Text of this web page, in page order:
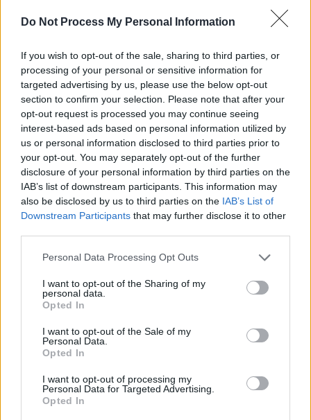
Do Not Process My Personal Information
If you wish to opt-out of the sale, sharing to third parties, or
processing of your personal or sensitive information for
targeted advertising by us, please use the below opt-out
section to confirm your selection. Please note that after your
opt-out request is processed you may continue seeing
interest-based ads based on personal information utilized by
us or personal information disclosed to third parties prior to
your opt-out. You may separately opt-out of the further
disclosure of your personal information by third parties on the
IAB’s list of downstream participants. This information may
also be disclosed by us to third parties on the IAB’s List of
Downstream Participants that may further disclose it to other
Personal Data Processing Opt Outs
I want to opt-out of the Sharing of my
personal data.
Opted In
I want to opt-out of the Sale of my
Personal Data.
Opted In
I want to opt-out of processing my
Personal Data for Targeted Advertising.
Opted In
soi, à son rythme, sans investissement particulier. Quelques
minutes par jour suffisent souvent pour constater une amélioration
notable. Alors, pourquoi ne pas commencer dès aujourd’hui à
prendre soin de votre dos ?
Article précédent
essentiels et astuces
Article suivant